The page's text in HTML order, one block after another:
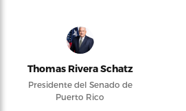
Thomas Rivera Schatz
Presidente del Senado de
Puerto Rico